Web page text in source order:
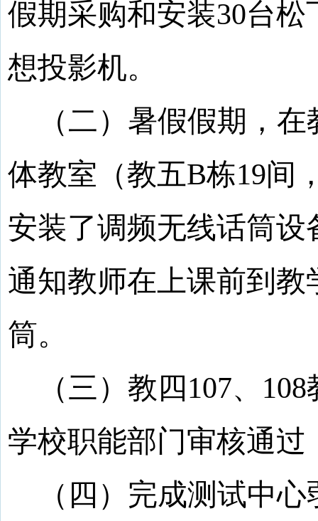
假期采购和安装30台松
想投影机。
（二）暑假假期，
体教室（教五B栋19间
安装了调频无线话筒
通知教师在上课前到
筒。
（三）教四 107、 108
学校职能部门审核通过
（四）完成测试中